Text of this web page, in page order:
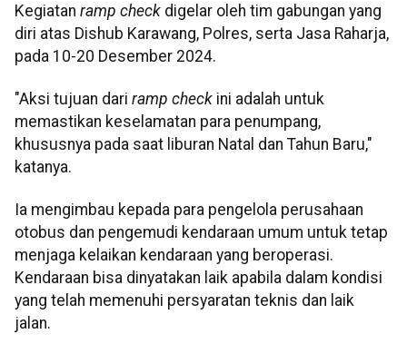
Kegiatan ramp check digelar oleh tim gabungan yang
diri atas Dishub Karawang, Polres, serta Jasa Raharja,
pada 10-20 Desember 2024.
"Aksi tujuan dari ramp check ini adalah untuk
memastikan keselamatan para penumpang,
khususnya pada saat liburan Natal dan Tahun Baru,"
katanya.
Ia mengimbau kepada para pengelola perusahaan
otobus dan pengemudi kendaraan umum untuk tetap
menjaga kelaikan kendaraan yang beroperasi.
Kendaraan bisa dinyatakan laik apabila dalam kondisi
yang telah memenuhi persyaratan teknis dan laik
jalan.